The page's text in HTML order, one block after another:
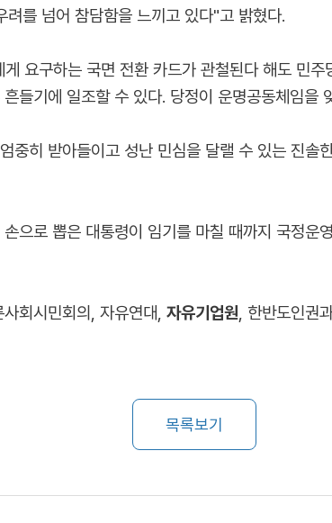
를 넘어 참담함을 느끼고 있다"고 밝혔다.
요구하는 국면 전환 카드가 관철된다 해도 민
들기에 일조할 수 있다. 당정이 운명공동체임을
중히 받아들이고 성난 민심을 달랠 수 있는 진솔
으로 뽑은 대통령이 임기를 마칠 때까지 국정운
회시민회의, 자유연대, 자유기업원, 한반도인권
목록보기